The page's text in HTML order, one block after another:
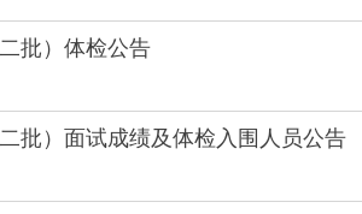
批）体检公告
批）面试成绩及体检入围人员公告